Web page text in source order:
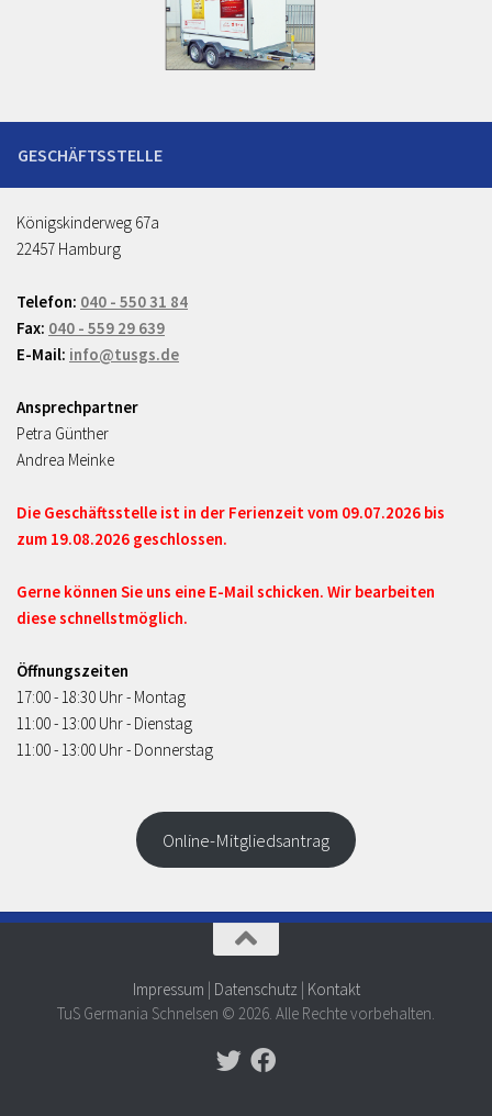
Königskinderweg 67a
22457 Hamburg
Telefon: 040 - 550 31 84
Fax: 040 - 559 29 639
E-Mail: info@tusgs.de
Ansprechpartner
Petra Günther
Andrea Meinke
Die Geschäftsstelle ist in der Ferienzeit vom 09.07.2026 bis
zum 19.08.2026 geschlossen.
Gerne können Sie uns eine E-Mail schicken. Wir bearbeiten
diese schnellstmöglich.
Öffnungszeiten
17:00 - 18:30 Uhr - Montag
11:00 - 13:00 Uhr - Dienstag
11:00 - 13:00 Uhr - Donnerstag
Online-Mitgliedsantrag
Impressum | Datenschutz | Kontakt
TuS Germania Schnelsen © 2026. Alle Rechte vorbehalten.